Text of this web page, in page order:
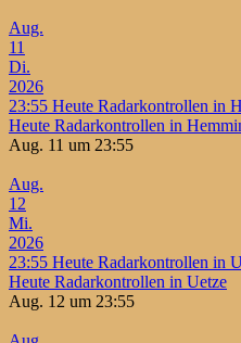
Aug.
11
Di.
2026
23:55 Heute Radarkontrollen in
Heute Radarkontrollen in
Aug. 11 um 23:55
Aug.
12
Mi.
2026
23:55 Heute Radarkontrollen in
Heute Radarkontrollen in Uetze
Aug. 12 um 23:55